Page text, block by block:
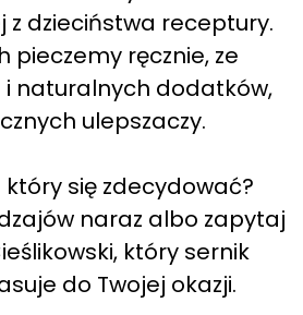
z dzieciństwa receptury.
pieczemy ręcznie, ze
i naturalnych dodatków,
ulepszaczy.
który się zdecydować?
naraz albo zapytaj
który sernik
do Twojej okazji.